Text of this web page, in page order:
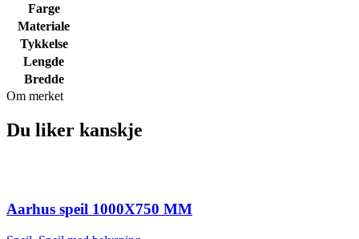
Farge
Materiale
Tykkelse
Lengde
Bredde
Om merket
Du liker kanskje
Aarhus speil 1000X750 MM